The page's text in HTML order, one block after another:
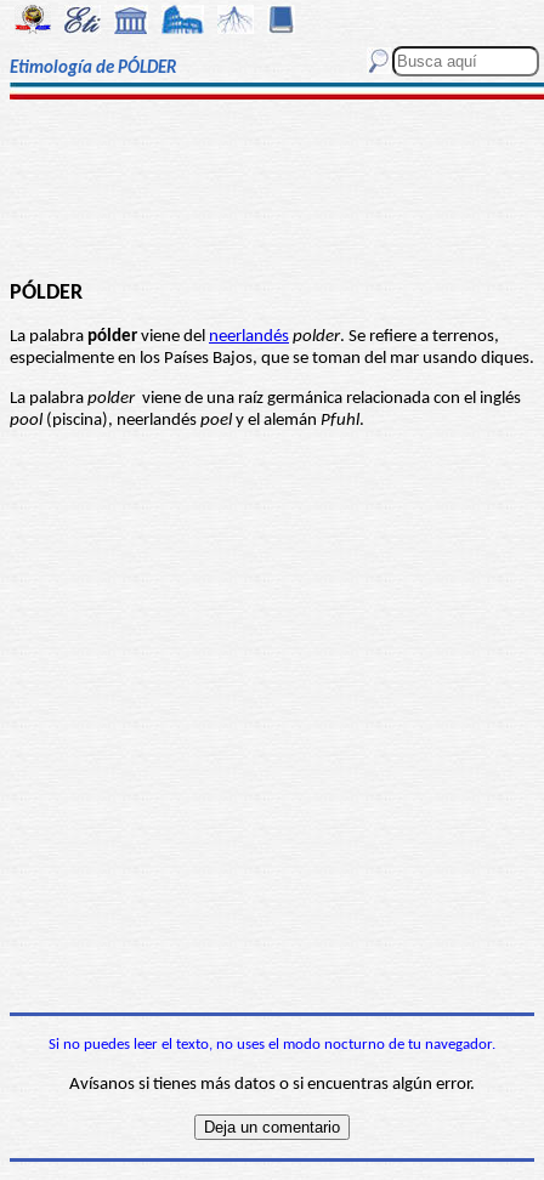
Etimología de PÓLDER
PÓLDER
La palabra pólder viene del neerlandés polder. Se refiere a terrenos,
especialmente en los Países Bajos, que se toman del mar usando diques.
La palabra polderviene de una raíz germánica relacionada con el inglés
pool (piscina), neerlandés poel y el alemán Pfuhl.
Si no puedes leer el texto, no uses el modo nocturno de tu navegador.
Avísanos si tienes más datos o si encuentras algún error.